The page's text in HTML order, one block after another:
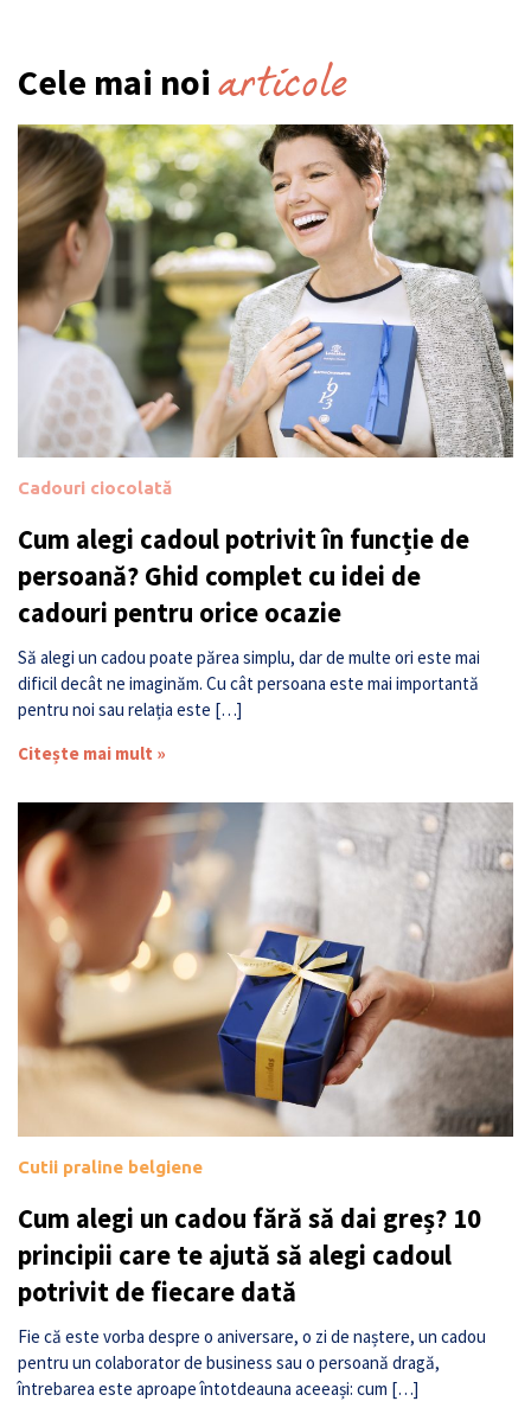
Cele mai noi articole
Cadouri ciocolată
Cum alegi cadoul potrivit în funcție de
persoană? Ghid complet cu idei de
cadouri pentru orice ocazie
Să alegi un cadou poate părea simplu, dar de multe ori este mai
dificil decât ne imaginăm. Cu cât persoana este mai importantă
pentru noi sau relația este […]
Citește mai mult »
Cutii praline belgiene
Cum alegi un cadou fără să dai greș? 10
principii care te ajută să alegi cadoul
potrivit de fiecare dată
Fie că este vorba despre o aniversare, o zi de naștere, un cadou
pentru un colaborator de business sau o persoană dragă,
întrebarea este aproape întotdeauna aceeași: cum […]